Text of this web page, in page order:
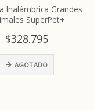
Inalámbrica Grandes
SuperPet+
$328.795
AGOTADO